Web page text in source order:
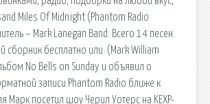
Miles Of Midnight (Phantom Radio
– Mark Lanegan Band. Всего 14 песен.
сборник бесплатно или. (Mark William
No Bells on Sunday и объявил о
записи Phantom Radio ближе к
Марк посетил шоу Черил Уотерс на KEXP-